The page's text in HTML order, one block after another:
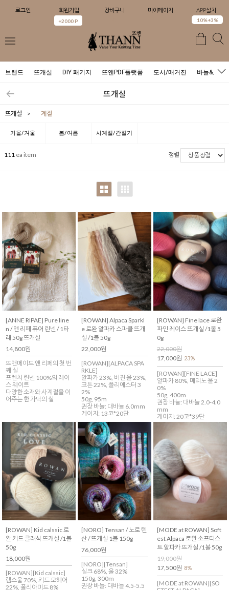
로그인 회원가입
+2000 P
장바구니 마이페이지 APP설치
10%+3%
브랜드 뜨개실 DIY 패키지 뜨앤PDF플랫폼 도서/매거진 바늘&도구
뜨개실
뜨개실 > 계절
가을/겨울 봄/여름 사계절/간절기
111 ea item 정렬
[ANNE RIPAE] Pure line
n / 앤 리페 퓨어 린넨 / 1타
래 50g 뜨개실
14,800원
뜨앤메이드 앤 리페의 첫 번
째 실
프렌치 린넨 100%의 레이
스 웨이트
다양한 소재와 사계절을 이
어주는 한 가닥의 실
[ROWAN] Alpaca Sparkl
e 로완 알파카 스파클 뜨개
실 /1볼 50g
22,000원
[ROWAN][ALPACA SPA
RKLE]
알파카 23%, 버진 울 23%,
코튼 22%, 폴리에스터 3
2%
50g, 95m
권장 바늘: 대바늘 6.0mm
게이지: 13코*20단
[ROWAN] Fine lace 로완
파인 레이스 뜨개실 /1볼 5
0g
22,000원
17,000원 23%
[ROWAN][FINE LACE]
알파카 80%, 메리노 울 2
0%
50g, 400m
권장 바늘: 대바늘 2.0-4.0
mm
게이지: 20코*39단
[ROWAN] Kid calssic 로
완 키드 클래식 뜨개실 /1볼
50g
18,000원
[ROWAN][Kid calssic]
램스울 70%, 키드 모헤어
22%, 폴리아미드 8%
[NORO] Tensan / 노로 텐
산 / 뜨개실 1볼 150g
76,000원
[NORO][Tensan]
실크 68%, 울 32%
150g, 300m
권장 바늘: 대바늘 4.5-5.5
[MODE at ROWAN] Soft
est Alpaca 로완 소프티스
트 알파카 뜨개실 /1볼 50g
19,000원
17,500원 8%
[MODE at ROWAN][SO